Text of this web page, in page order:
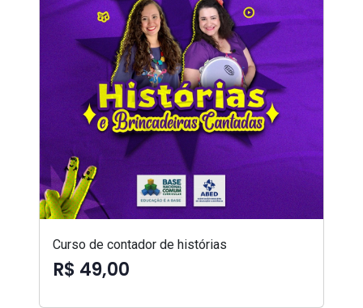
Curso de contador de histórias
R$ 49,00